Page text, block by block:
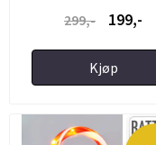
299,-
199,-
Kjøp